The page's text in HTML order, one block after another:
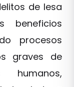
de lesa
beneficios
procesos
graves de
humanos,